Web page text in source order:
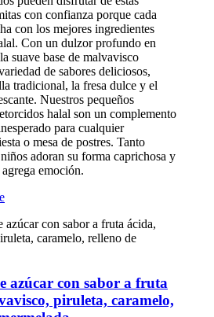
con confianza porque cada
con los mejores ingredientes
Con un dulzor profundo en
suave base de malvavisco
de sabores deliciosos,
tradicional, la fresa dulce y el
Nuestros pequeños
halal son un complemento
para cualquier
o mesa de postres. Tanto
adoran su forma caprichosa y
emoción.
azúcar con sabor a fruta
piruleta, caramelo,